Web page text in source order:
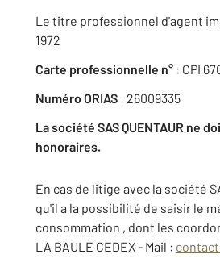
Le titre professionnel d'agent
1972
Carte professionnelle n° : CPI
Numéro ORIAS : 26009335
La société SAS QUENTAUR
honoraires.
En cas de litige avec la société
qu'il a la possibilité de saisir le
consommation , dont les
LA BAULE CEDEX - Mail :